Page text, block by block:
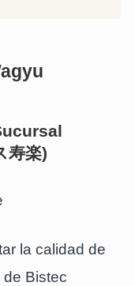
寿楽)
la calidad de
Bistec